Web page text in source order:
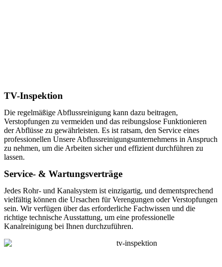
TV-Inspektion
Die regelmäßige Abflussreinigung kann dazu beitragen,
Verstopfungen zu vermeiden und das reibungslose Funktionieren
der Abflüsse zu gewährleisten. Es ist ratsam, den Service eines
professionellen Unsere Abflussreinigungsunternehmens in Anspruch
zu nehmen, um die Arbeiten sicher und effizient durchführen zu
lassen.
Service- & Wartungsverträge
Jedes Rohr- und Kanalsystem ist einzigartig, und dementsprechend
vielfältig können die Ursachen für Verengungen oder Verstopfungen
sein. Wir verfügen über das erforderliche Fachwissen und die
richtige technische Ausstattung, um eine professionelle
Kanalreinigung bei Ihnen durchzuführen.